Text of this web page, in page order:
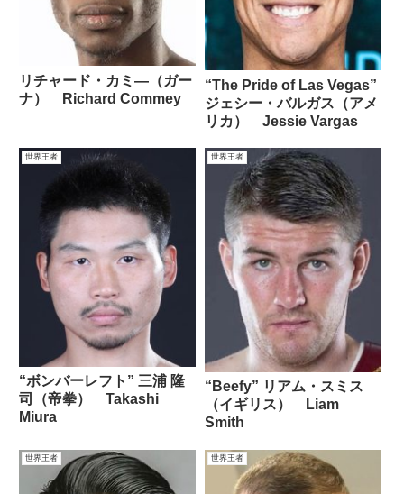
リチャード・カミ―（ガー
ナ） Richard Commey
“The Pride of Las Vegas”
ジェシー・バルガス（アメ
リカ） Jessie Vargas
世界王者
“ボンバーレフト” 三浦 隆
司（帝拳） Takashi
Miura
世界王者
“Beefy” リアム・スミス
（イギリス） Liam
Smith
世界王者 世界王者